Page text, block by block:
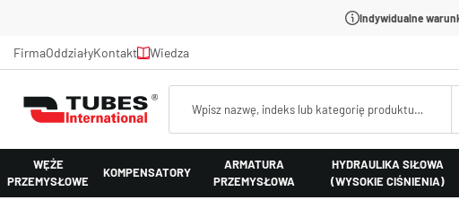
Indywidualne
FirmaOddziałyKontakt Wiedza
WĘŻE
PRZEMYSŁOWE
KOMPENSATORY
ARMATURA
PRZEMYSŁOWA
HYDRAULIKA SIŁOWA
(WYSOKIE CIŚNIENIA)